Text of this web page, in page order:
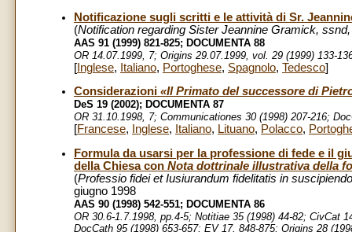
Notificazione sugli scritti e le attività di Sr.
(Notification regarding Sister Jeannine Gramick,
AAS 91 (1999) 821-825; DOCUMENTA 88
OR 14.07.1999, 7; Origins 29.07.1999, vol. 29 (1999) 133-
[Inglese, Italiano, Portoghese, Spagnolo, Tedesco]
Considerazioni «Il Primato del successore di
DeS 19 (2002); DOCUMENTA 87
OR 31.10.1998, 7; Communicationes 30 (1998) 207-216;
[Francese, Inglese, Italiano, Lituano, Polacco,
Formula da usarsi per la professione di fede e il
della Chiesa con Nota dottrinale illustrativa della
(Professio fidei et Iusiurandum fidelitatis in
giugno 1998
AAS 90 (1998) 542-551; DOCUMENTA 86
OR 30.6-1.7.1998, pp.4-5; Notitiae 35 (1998) 44-82; CivCat
DocCath 95 (1998) 653-657; EV 17, 848-875; Origins 28